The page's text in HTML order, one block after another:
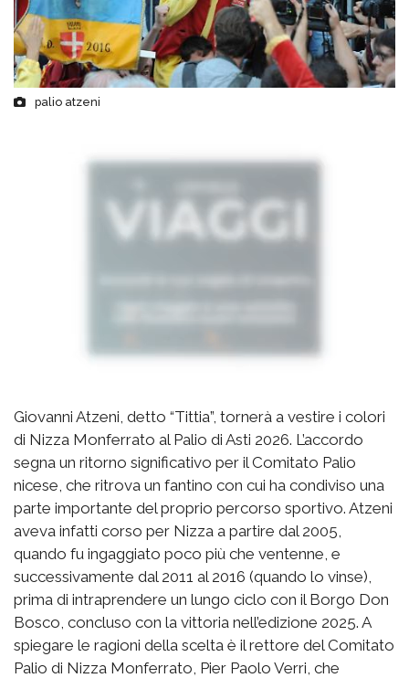
palio atzeni
Giovanni Atzeni, detto “Tittia”, tornerà a vestire i colori
di Nizza Monferrato al Palio di Asti 2026. L’accordo
segna un ritorno significativo per il Comitato Palio
nicese, che ritrova un fantino con cui ha condiviso una
parte importante del proprio percorso sportivo. Atzeni
aveva infatti corso per Nizza a partire dal 2005,
quando fu ingaggiato poco più che ventenne, e
successivamente dal 2011 al 2016 (quando lo vinse),
prima di intraprendere un lungo ciclo con il Borgo Don
Bosco, concluso con la vittoria nell’edizione 2025. A
spiegare le ragioni della scelta è il rettore del Comitato
Palio di Nizza Monferrato, Pier Paolo Verri, che